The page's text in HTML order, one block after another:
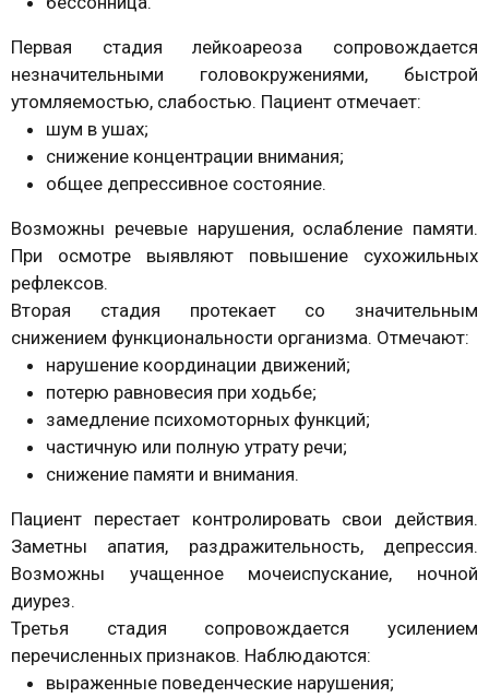
Первая стадия лейкоареоза сопровождается
незначительными головокружениями, быстрой
утомляемостью, слабостью. Пациент отмечает:
шум в ушах;
снижение концентрации внимания;
общее депрессивное состояние.
Возможны речевые нарушения, ослабление памяти.
При осмотре выявляют повышение сухожильных
рефлексов.
Вторая стадия протекает со значительным
снижением функциональности организма. Отмечают:
нарушение координации движений;
потерю равновесия при ходьбе;
замедление психомоторных функций;
частичную или полную утрату речи;
снижение памяти и внимания.
Пациент перестает контролировать свои действия.
Заметны апатия, раздражительность, депрессия.
Возможны учащенное мочеиспускание, ночной
диурез.
Третья стадия сопровождается усилением
перечисленных признаков. Наблюдаются:
выраженные поведенческие нарушения;